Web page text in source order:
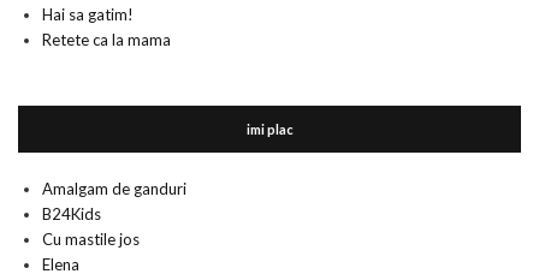
Hai sa gatim!
Retete ca la mama
imi plac
Amalgam de ganduri
B24Kids
Cu mastile jos
Elena